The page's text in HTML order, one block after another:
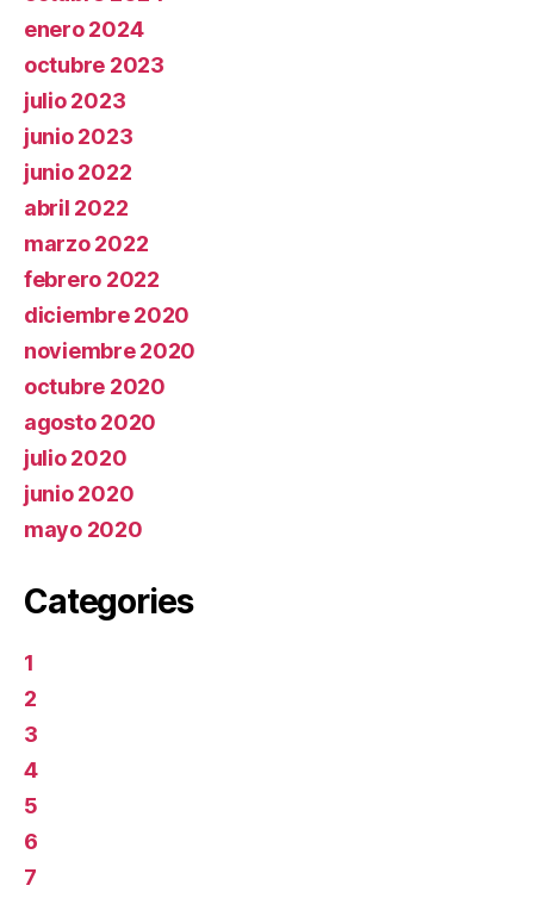
enero 2024
octubre 2023
julio 2023
junio 2023
junio 2022
abril 2022
marzo 2022
febrero 2022
diciembre 2020
noviembre 2020
octubre 2020
agosto 2020
julio 2020
junio 2020
mayo 2020
Categories
1
2
3
4
5
6
7